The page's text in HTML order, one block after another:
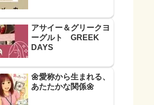
アサイー＆グリークヨ
ーグルト GREEK
DAYS
🌼愛称から生まれる、
あたたかな関係🌼